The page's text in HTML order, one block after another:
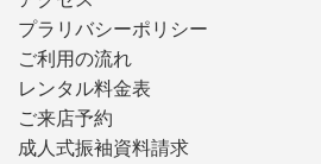
プラリバシーポリシー
ご利用の流れ
レンタル料金表
ご来店予約
成人式振袖資料請求